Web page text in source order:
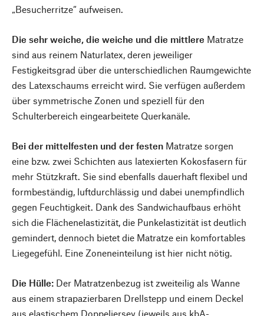
„Besucherritze“ aufweisen.
Die sehr weiche, die weiche und die mittlere Matratze
sind aus reinem Naturlatex, deren jeweiliger
Festigkeitsgrad über die unterschiedlichen Raumgewichte
des Latexschaums erreicht wird. Sie verfügen außerdem
über symmetrische Zonen und speziell für den
Schulterbereich eingearbeitete Querkanäle.
Bei der mittelfesten und der festen Matratze sorgen
eine bzw. zwei Schichten aus latexierten Kokosfasern für
mehr Stützkraft. Sie sind ebenfalls dauerhaft flexibel und
formbeständig, luftdurchlässig und dabei unempfindlich
gegen Feuchtigkeit. Dank des Sandwichaufbaus erhöht
sich die Flächenelastizität, die Punkelastizität ist deutlich
gemindert, dennoch bietet die Matratze ein komfortables
Liegegefühl. Eine Zoneneinteilung ist hier nicht nötig.
Die Hülle: Der Matratzenbezug ist zweiteilig als Wanne
aus einem strapazierbaren Drellstepp und einem Deckel
aus elastischem Doppeljersey (jeweils aus kbA-